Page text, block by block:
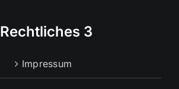
Rechtliches 3
Impressum